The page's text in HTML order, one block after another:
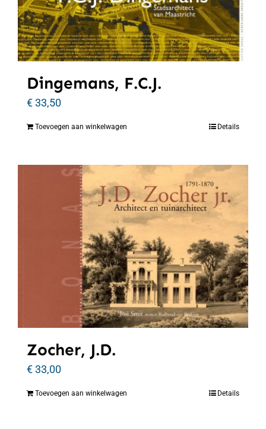
Dingemans, F.C.J.
€33,50
Toevoegen aan winkelwagen Details
Zocher, J.D.
€33,00
Toevoegen aan winkelwagen Details